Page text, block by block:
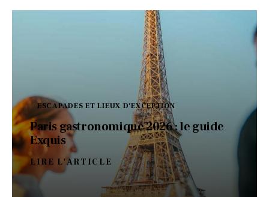
ESCAPADES ET LIEUX D'EXCEPTION
Paris gastronomique 2026 : le guide
Exquis
LIRE L'ARTICLE